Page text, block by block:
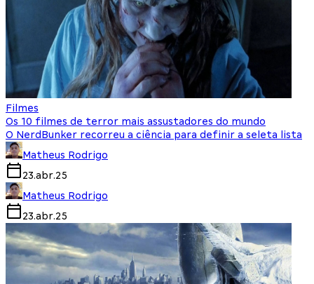
Filmes
Os 10 filmes de terror mais assustadores do mundo
O NerdBunker recorreu a ciência para definir a seleta lista
Matheus Rodrigo
23.abr.25
Matheus Rodrigo
23.abr.25